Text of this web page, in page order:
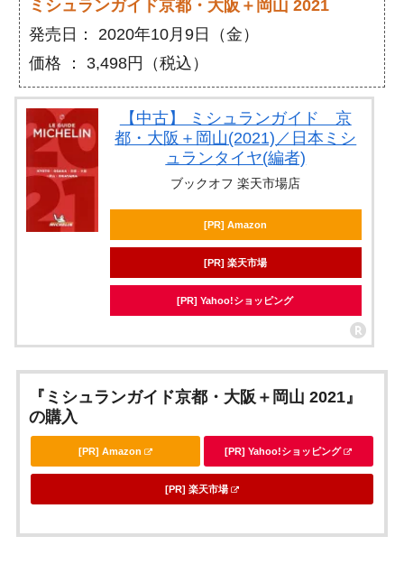
ミシュランガイド京都・大阪＋岡山 2021
発売日： 2020年10月9日（金）
価格 ： 3,498円（税込）
【中古】 ミシュランガイド 京
都・大阪＋岡山(2021)／日本ミシ
ュランタイヤ(編者)
ブックオフ 楽天市場店
[PR] Amazon
[PR] 楽天市場
[PR] Yahoo!ショッピング
『ミシュランガイド京都・大阪＋岡山 2021』
の購入
[PR] Amazon [PR] Yahoo!ショッピング
[PR] 楽天市場